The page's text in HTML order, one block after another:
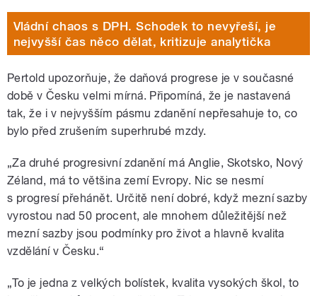
Vládní chaos s DPH. Schodek to nevyřeší, je
nejvyšší čas něco dělat, kritizuje analytička
Pertold upozorňuje, že daňová progrese je v současné
době v Česku velmi mírná. Připomíná, že je nastavená
tak, že i v nejvyšším pásmu zdanění nepřesahuje to, co
bylo před zrušením superhrubé mzdy.
„Za druhé progresivní zdanění má Anglie, Skotsko, Nový
Zéland, má to většina zemí Evropy. Nic se nesmí
s progresí přehánět. Určitě není dobré, když mezní sazby
vyrostou nad 50 procent, ale mnohem důležitější než
mezní sazby jsou podmínky pro život a hlavně kvalita
vzdělání v Česku.“
„To je jedna z velkých bolístek, kvalita vysokých škol, to